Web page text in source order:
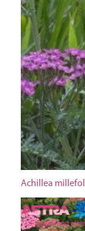
Achillea